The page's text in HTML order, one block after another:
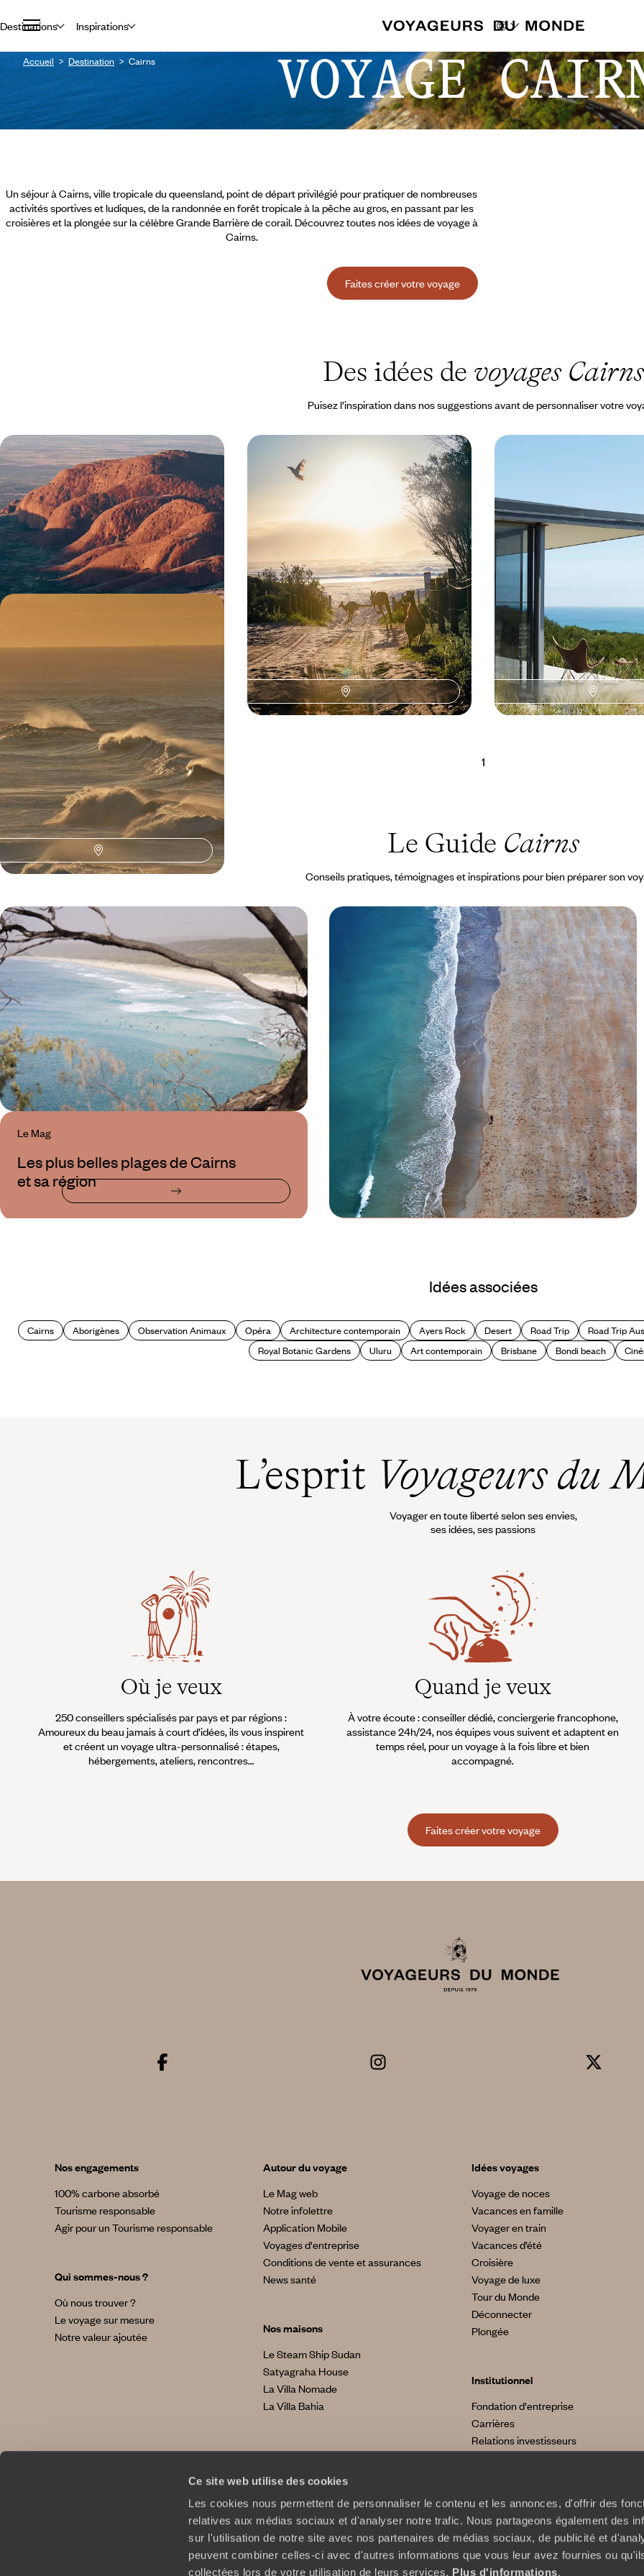
Ce site web utilise des cookies
Les cookies nous permettent de personnaliser le contenu et les annonces, d'offrir des
relatives aux médias sociaux et d'analyser notre trafic. Nous partageons également des
sur l'utilisation de notre site avec nos partenaires de médias sociaux, de publicité et
peuvent combiner celles-ci avec d'autres informations que vous leur avez fournies ou
collectées lors de votre utilisation de leurs services. Plus d'informations.
Destinations Inspirations
Accueil Destination Cairns VOYAGE
Un séjour à Cairns, ville tropicale du queensland, point de départ privilégié pour pratiquer de nombreuses
activités sportives et ludiques, de la randonnée en forêt tropicale à la pêche au gros, en passant par les
croisières et la plongée sur la célèbre Grande Barrière de corail. Découvrez toutes nos idées de voyage à
Cairns.
Faites créer votre voyage
Des idées de voyages Cairns
Puisez l’inspiration dans nos suggestions avant de personnaliser votre
L’Australie active avec vos ados -
Sydney, Red Center & Sunshine
State
Vivre le rêve australien en famille : ressentir les
pulsations urbaines, vibrer au rythme du Centre
Rouge, ralentir sur la côte est
15 jours, de 7700 à 10400 $ CA
Australian Summer - Après Sydney,
road-trip iodé au fil de la côte Est
Une main sur le volant, un chapeau sur la tête,
dévaler la côte est australienne, la mer de Corail
en ligne d'horizon
Conjuguer les plus beaux
un seul voyage – villes, plage,
tropicale
19 jours, de 9100 à 11500 $ CA
saisissants et escales privilégiées
15 jours, de 14000 à 16900 $ CA
1
Le Guide Cairns
Conseils pratiques, témoignages et inspirations pour bien préparer son
Le Mag
Les plus belles plages de Cairns
et sa région
Idées associées
Cairns Aborigènes Observation Animaux Opéra Architecture contemporain Ayers Rock Desert Road Trip
Road Trip
Royal Botanic Gardens
Uluru Art contemporain Brisbane Bondi beach
L’esprit Voyageurs du
Voyager en toute liberté selon ses envies,
ses idées, ses passions
Où je veux
250 conseillers spécialisés par pays et par régions :
Amoureux du beau jamais à court d’idées, ils vous inspirent
et créent un voyage ultra-personnalisé : étapes,
hébergements, ateliers, rencontres…
Quand je veux
À votre écoute : conseiller dédié, conciergerie francophone,
assistance 24h/24, nos équipes vous suivent et adaptent en
temps réel, pour un voyage à la fois libre et bien
accompagné.
Faites créer votre voyage
Nos engagements
100% carbone absorbé
Tourisme responsable
Agir pour un Tourisme responsable
Qui sommes-nous ?
Où nous trouver ?
Le voyage sur mesure
Notre valeur ajoutée
Autour du voyage
Le Mag web
Notre infolettre
Application Mobile
Voyages d'entreprise
Conditions de vente et assurances
News santé
Nos maisons
Le Steam Ship Sudan
Satyagraha House
La Villa Nomade
La Villa Bahia
Idées voyages
Voyage de noces
Vacances en famille
Voyager en train
Vacances d’été
Croisière
Voyage de luxe
Tour du Monde
Déconnecter
Plongée
Institutionnel
Fondation d'entreprise
Carrières
Relations investisseurs